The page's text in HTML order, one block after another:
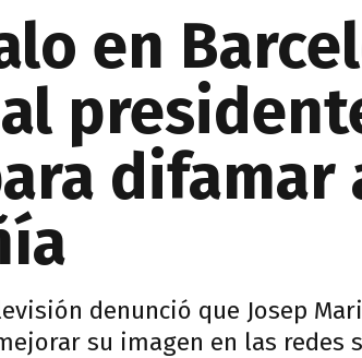
en
difamar
denunció que Josep
su imagen en las redes